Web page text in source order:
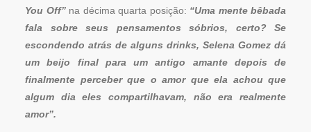
You Off”na décima quarta posição: “Uma mente bêbada
fala sobre seus pensamentos sóbrios, certo? Se
escondendo atrás de alguns drinks, Selena Gomez dá
um beijo final para um antigo amante depois de
finalmente perceber que o amor que ela achou que
algum dia eles compartilhavam, não era realmente
amor”.